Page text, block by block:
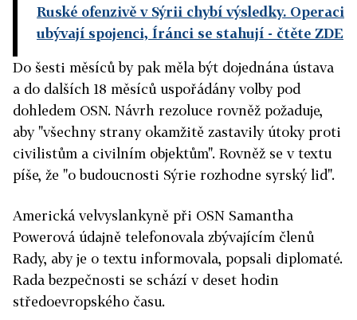
Ruské ofenzivě v Sýrii chybí výsledky. Operaci
ubývají spojenci, Íránci se stahují - čtěte ZDE
Do šesti měsíců by pak měla být dojednána ústava
a do dalších 18 měsíců uspořádány volby pod
dohledem OSN. Návrh rezoluce rovněž požaduje,
aby "všechny strany okamžitě zastavily útoky proti
civilistům a civilním objektům". Rovněž se v textu
píše, že "o budoucnosti Sýrie rozhodne syrský lid".
Americká velvyslankyně při OSN Samantha
Powerová údajně telefonovala zbývajícím členů
Rady, aby je o textu informovala, popsali diplomaté.
Rada bezpečnosti se schází v deset hodin
středoevropského času.